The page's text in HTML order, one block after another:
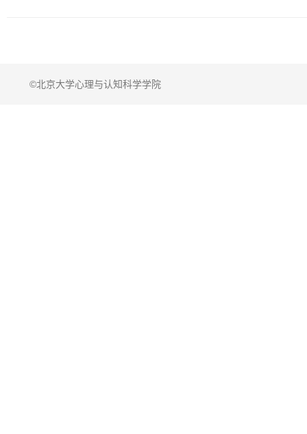
©北京大学心理与认知科学学院